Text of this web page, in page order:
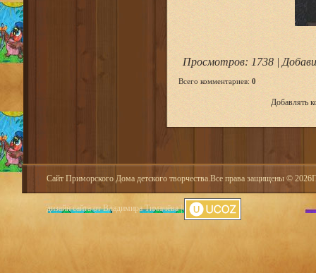
Просмотров: 1738 |
Всего комментариев: 0
Добавлять
Сайт Приморского Дома детского творчества.Все права защищены ©
дизайн сайта от Владимира Тимачёва|